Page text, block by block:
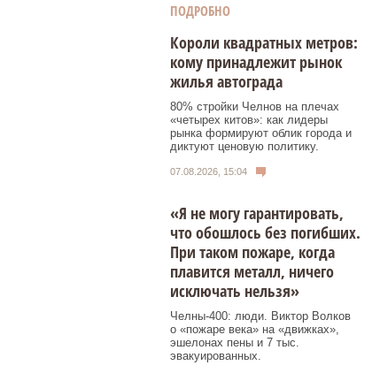
ПОДРОБНО
Короли квадратных метров:
кому принадлежит рынок
жилья автограда
80% стройки Челнов на плечах
«четырех китов»: как лидеры
рынка формируют облик города и
диктуют ценовую политику.
07.08.2026, 15:04
«Я не могу гарантировать,
что обошлось без погибших.
При таком пожаре, когда
плавится металл, ничего
исключать нельзя»
Челны-400: люди. Виктор Волков
о «пожаре века» на «движках»,
эшелонах пены и 7 тыс.
эвакуированных.